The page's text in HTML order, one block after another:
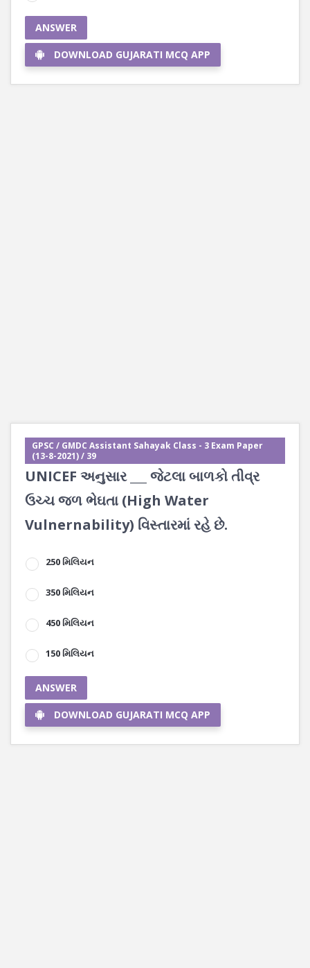
ANSWER
DOWNLOAD GUJARATI MCQ APP
GPSC / GMDC Assistant Sahayak Class - 3 Exam Paper
(13-8-2021) / 39
UNICEF અનુસાર ___ જેટલા બાળકો તીવ્ર
ઉચ્ચ જળ ભેઘતા (High Water
Vulnernability) વિસ્તારમાં રહે છે.
250 મિલિયન
350 મિલિયન
450 મિલિયન
150 મિલિયન
ANSWER
DOWNLOAD GUJARATI MCQ APP